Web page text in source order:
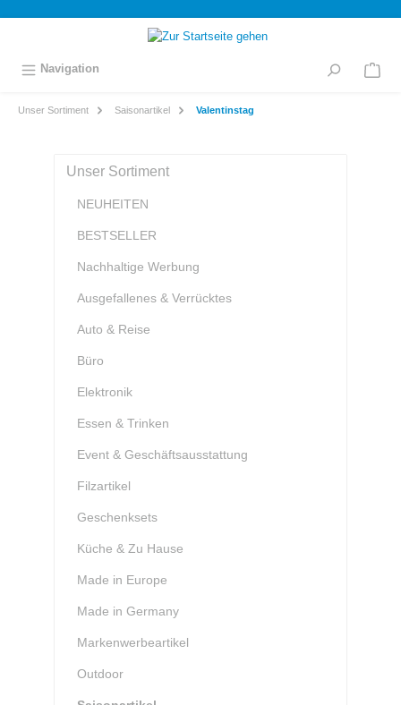
springen
Navigation
Unser Sortiment Saisonartikel Valentinstag
Unser Sortiment
NEUHEITEN
BESTSELLER
Nachhaltige Werbung
Ausgefallenes & Verrücktes
Auto & Reise
Büro
Elektronik
Essen & Trinken
Event & Geschäftsausstattung
Filzartikel
Geschenksets
Küche & Zu Hause
Made in Europe
Made in Germany
Markenwerbeartikel
Outdoor